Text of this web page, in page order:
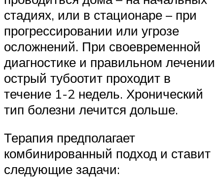
стадиях, или в стационаре – при
прогрессировании или угрозе
осложнений. При своевременной
диагностике и правильном лечении
острый тубоотит проходит в
течение 1-2 недель. Хронический
тип болезни лечится дольше.
Терапия предполагает
комбинированный подход и ставит
следующие задачи: